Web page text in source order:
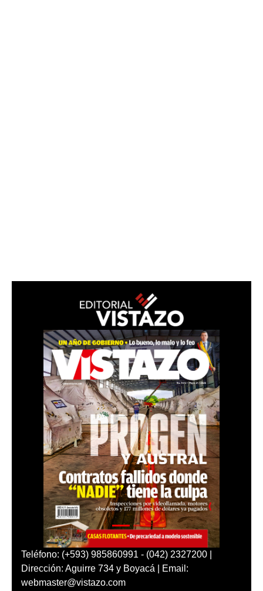
Teléfono: (+593) 985860991 - (042) 2327200 |
Dirección: Aguirre 734 y Boyacá | Email:
webmaster@vistazo.com